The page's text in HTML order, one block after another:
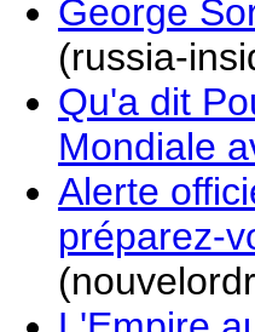
George
(russia-
Qu'a dit
Mondiale
Alerte
préparez-